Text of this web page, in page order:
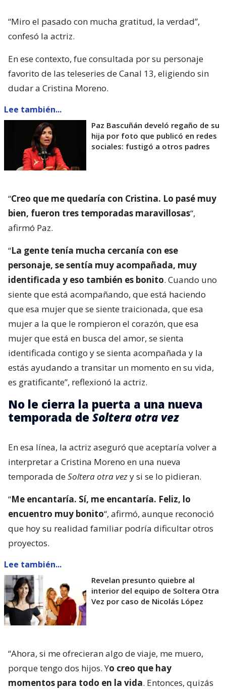
“Miro el pasado con mucha gratitud, la verdad”,
confesó la actriz.
En ese contexto, fue consultada por su personaje
favorito de las teleseries de Canal 13, eligiendo sin
dudar a Cristina Moreno.
Lee también...
Paz Bascuñán develó regaño de su
hija por foto que publicó en redes
sociales: fustigó a otros padres
“Creo que me quedaría con Cristina. Lo pasé muy
bien, fueron tres temporadas maravillosas“,
afirmó Paz.
“La gente tenía mucha cercanía con ese
personaje, se sentía muy acompañada, muy
identificada y eso también es bonito. Cuando uno
siente que está acompañando, que está haciendo
que esa mujer que se siente traicionada, que esa
mujer a la que le rompieron el corazón, que esa
mujer que está en busca del amor, se sienta
identificada contigo y se sienta acompañada y la
estás ayudando a transitar un momento en su vida,
es gratificante”, reflexionó la actriz.
No le cierra la puerta a una nueva
temporada de Soltera otra vez
En esa línea, la actriz aseguró que aceptaría volver a
interpretar a Cristina Moreno en una nueva
temporada deSoltera otra vezy si se lo pidieran.
“Me encantaría. Sí, me encantaría. Feliz, lo
encuentro muy bonito“, afirmó, aunque reconoció
que hoy su realidad familiar podría dificultar otros
proyectos.
Lee también...
Revelan presunto quiebre al
interior del equipo de Soltera Otra
Vez por caso de Nicolás López
“Ahora, si me ofrecieran algo de viaje, me muero,
porque tengo dos hijos. Yo creo que hay
momentos para todo en la vida. Entonces, quizás